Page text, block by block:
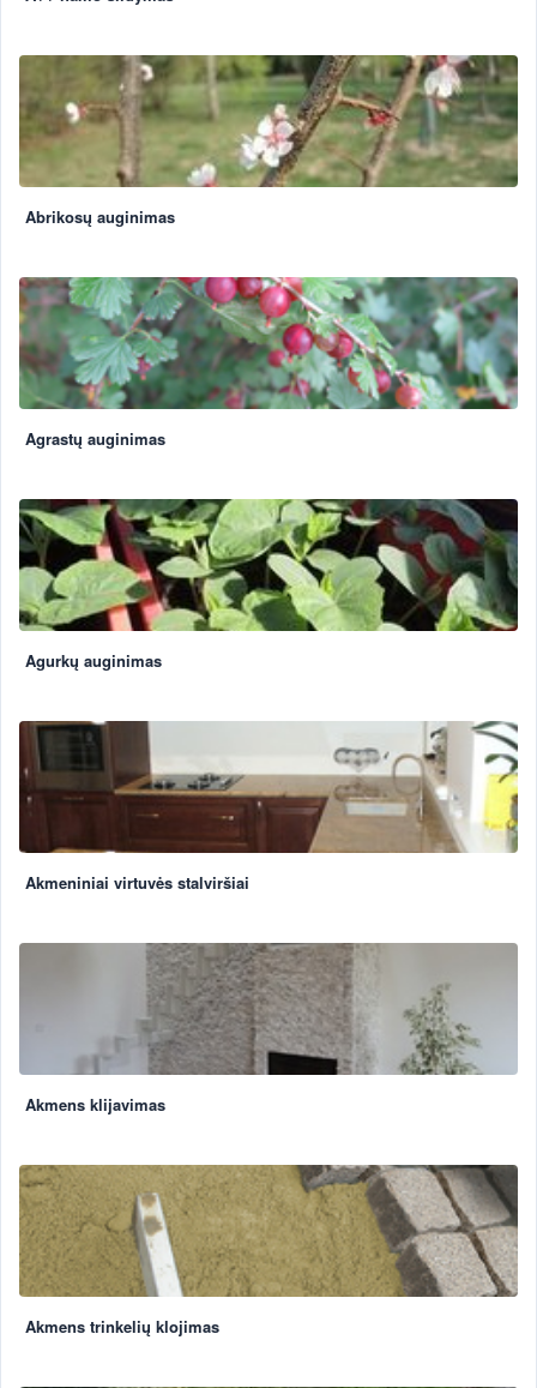
Abrikosų auginimas
Agrastų auginimas
Agurkų auginimas
Akmeniniai virtuvės stalviršiai
Akmens klijavimas
Akmens trinkelių klojimas